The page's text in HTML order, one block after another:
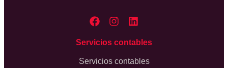
Servicios contables
Servicios contables